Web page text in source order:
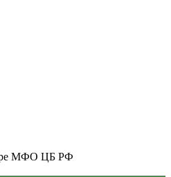
МФО ЦБ РФ